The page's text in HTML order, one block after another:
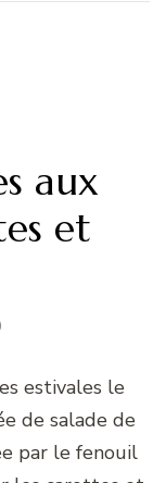
aux
et
estivales le
de salade de
par le fenouil